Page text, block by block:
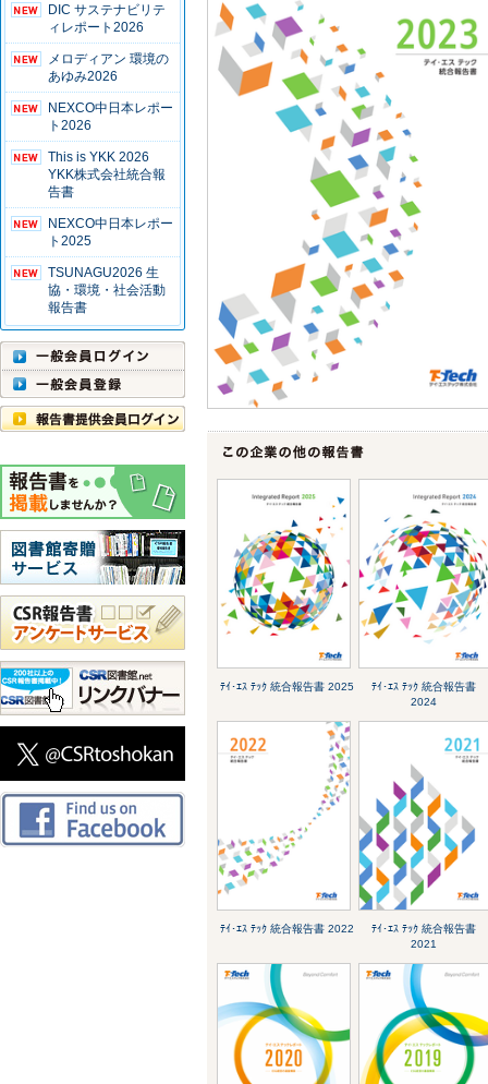
DIC サステナビリテ
ィレポート2026
メロディアン 環境の
あゆみ2026
NEXCO中日本レポー
ト2026
This is YKK 2026
YKK株式会社統合報
告書
NEXCO中日本レポー
ト2025
TSUNAGU2026 生
協・環境・社会活動
報告書
ﾃｲ･ｴｽ ﾃｯｸ 統合報告書 2025
ﾃｲ･ｴｽ ﾃｯｸ 統合報告書
2024
ﾃｲ･ｴｽ ﾃｯｸ 統合報告書 2022
ﾃｲ･ｴｽ ﾃｯｸ 統合報告書
2021